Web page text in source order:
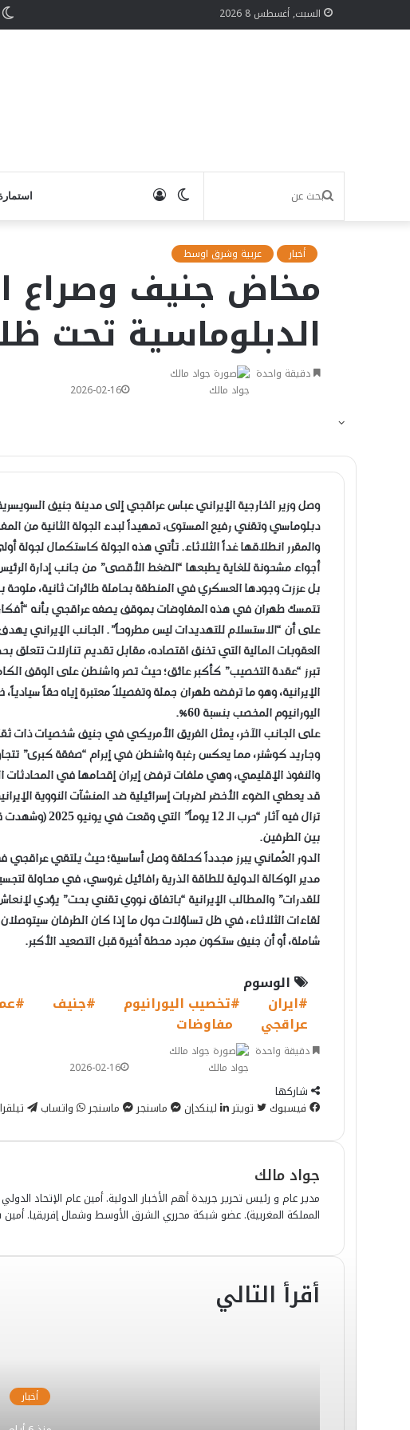
السبت, أغسطس 8 2026
بحث
عن
الوضع
المظلم
أخبار عربية وشرق اوسط
​مخاض جنيف وصراع
الدبلوماسية تحت
جواد مالك 2026-02-16
دقيقة واحدة
دبلوماسي وتقني رفيع المستوى، تمهيداً لبدء الجولة الثانية من
والمقرر انطلاقها غداً الثلاثاء. تأتي هذه الجولة كاستكمال
أجواء مشحونة للغاية يطبعها “الضغط الأقصى” من جانب إدارة
بل عززت وجودها العسكري في المنطقة بحاملة طائرات ثانية،
​تتمسك طهران في هذه المفاوضات بموقف يصفه عراقجي بأنه
على أن “الاستسلام للتهديدات ليس مطروحاً”. الجانب الإيراني
العقوبات المالية التي تخنق اقتصاده، مقابل تقديم تنازلات تتعلق
تبرز “عقدة التخصيب” كأكبر عائق؛ حيث تصر واشنطن على الوقف
اليورانيوم المخصب بنسبة 60%.
​على الجانب الآخر، يمثل الفريق الأمريكي في جنيف شخصيات
وجاريد كوشنر، مما يعكس رغبة واشنطن في إبرام “صفقة كبرى”
والنفوذ الإقليمي، وهي ملفات ترفض إيران إقحامها في المحادثات
قد يعطي الضوء الأخضر لضربات إسرائيلية ضد المنشآت النووية
تزال فيه آثار
بين الطرفين.
​الدور العُماني يبرز مجدداً كحلقة وصل أساسية؛ حيث يلتقي عراقجي
مدير الوكالة الدولية للطاقة الذرية رافائيل غروسي، في محاولة
للقدرات” والمطالب الإيرانية “باتفاق نووي تقني بحت” يؤدي
لقاءات الثلاثاء، في ظل تساؤلات حول ما إذا كان الطرفان
شاملة، أو أن جنيف ستكون مجرد محطة أخيرة قبل التصعيد الأكبر.
الوسوم
#ايران
#تخصيب اليورانيوم #جنيف
عراقجي
مفاوضات
جواد مالك 2026-02-16
دقيقة واحدة
شاركها
فيسبوك
تويتر لينكدإن ماسنجر ماسنجر واتساب
جواد مالك
مدير عام و رئيس تحرير جريدة أهم الأخبار الدولية. أمين عام الإتحاد
المملكة المغربية). عضو شبكة محرري الشرق الأوسط وشمال إفريقيا.
أقرأ التالي
أخبار